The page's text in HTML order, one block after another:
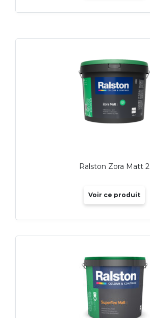
Ralston Zora Matt 2
Voir ce produit